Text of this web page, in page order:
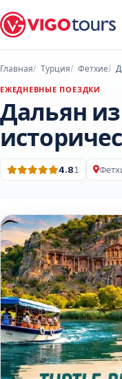
Главная Турция Фетхие
ЕЖЕДНЕВНЫЕ ПОЕЗДКИ
Дальян
Оценка: 4.8 из 5 · 1 Отзывы
4.81